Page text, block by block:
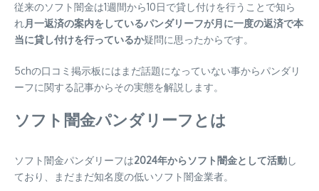
従来のソフト闇金は1週間から10日で貸し付けを行うことで知ら
れ月一返済の案内をしているパンダリーフが月に一度の返済で本
当に貸し付けを行っているか疑問に思ったからです。
5chの口コミ掲示板にはまだ話題になっていない事からパンダリ
ーフに関する記事からその実態を解説します。
ソフト闇金パンダリーフとは
ソフト闇金パンダリーフは2024年からソフト闇金として活動し
ており、まだまだ知名度の低いソフト闇金業者。